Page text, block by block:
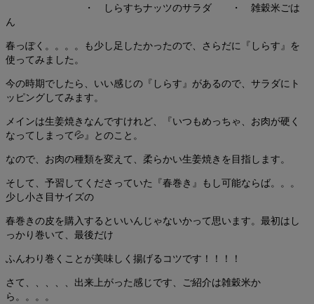
・ しらすちナッツのサラダ ・ 雑穀米ごは
ん
春っぽく。。。。も少し足したかったので、さらだに『しらす』を
使ってみました。
今の時期でしたら、いい感じの『しらす』があるので、サラダにト
ッピングしてみます。
メインは生姜焼きなんですけれど、『いつもめっちゃ、お肉が硬く
なってしまって💦』とのこと。
なので、お肉の種類を変えて、柔らかい生姜焼きを目指します。
そして、予習してくださっていた『春巻き』もし可能ならば。。。
少し小さ目サイズの
春巻きの皮を購入するといいんじゃないかって思います。最初はし
っかり巻いて、最後だけ
ふんわり巻くことが美味しく揚げるコツです！！！！
さて、、、、、出来上がった感じです、ご紹介は雑穀米か
ら。。。。